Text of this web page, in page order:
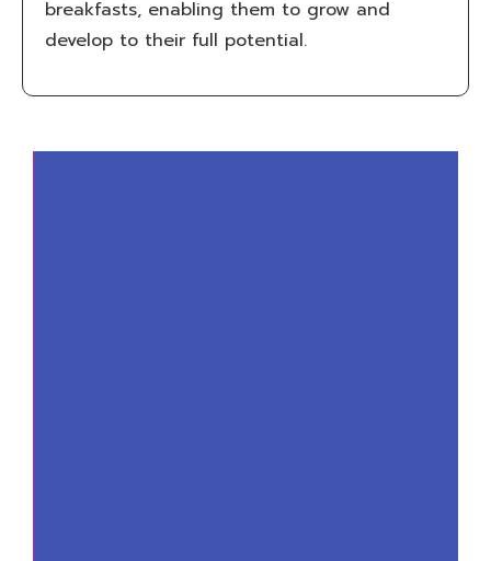
breakfasts, enabling them to grow and
develop to their full potential.